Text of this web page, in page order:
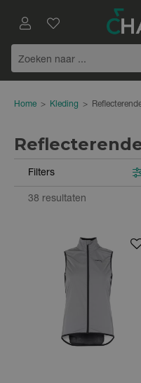
Home > Kleding >
Filters
38 resultaten